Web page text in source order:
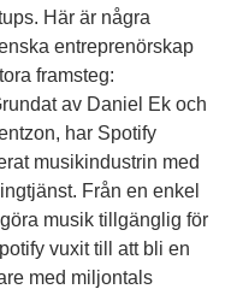
Här är några
entreprenörskap
framsteg:
av Daniel Ek och
har Spotify
musikindustrin med
Från en enkel
musik tillgänglig för
vuxit till att bli en
med miljontals